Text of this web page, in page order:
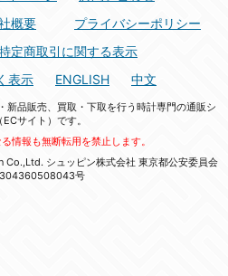
概要
プライバシーポリシー
定商取引に関する表示
表示
ENGLISH 中文
新品販売、買取・下取を行う時計専門の通販シ
ECサイト）です。
情報も無断転用を禁止します。
シュッピン株式会社 東京都公安委員会
号